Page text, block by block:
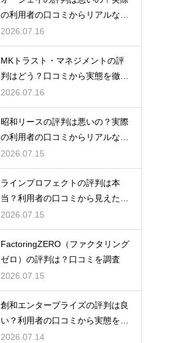
の利用者の口コミからリアルな実
態検証
2026.07.16
MKトラスト・マネジメントの評
判はどう？口コミから実態を徹底
検証！
2026.07.16
昭和リースの評判は悪いの？実際
の利用者の口コミからリアルな実
態検証
2026.07.15
ラインプロフェクトの評判は本
当？利用者の口コミから見えた実
態検証
2026.07.15
FactoringZERO（ファクタリング
ゼロ）の評判は？口コミを調査
2026.07.15
創和エンタープライズの評判は良
い？利用者の口コミから実態を徹
底解説
2026.07.14